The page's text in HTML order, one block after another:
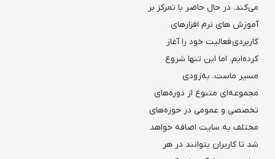
می‌کند. در حال حاضر با تمرکز بر
آموزش های نرم افزارهای
کاربردی فعالیت خود را آغاز
کرده‌ایم، اما این تنها شروع
مسیر ماست. به‌زودی
مجموعه‌ای متنوع از دوره‌های
تخصصی و عمومی در حوزه‌های
مختلف به سایت اضافه خواهد
شد تا کاربران بتوانند در هر